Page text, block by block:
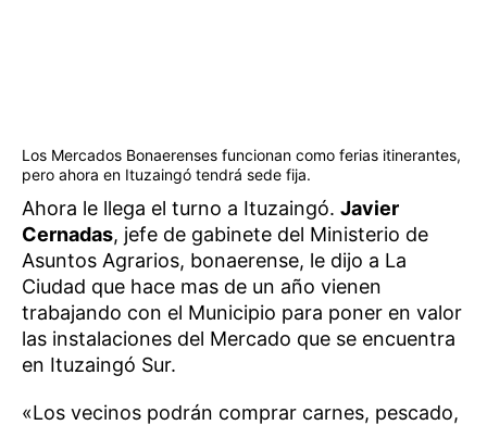
Los Mercados Bonaerenses funcionan como ferias itinerantes,
pero ahora en Ituzaingó tendrá sede fija.
Ahora le llega el turno a Ituzaingó. Javier
Cernadas, jefe de gabinete del Ministerio de
Asuntos Agrarios, bonaerense, le dijo a La
Ciudad que hace mas de un año vienen
trabajando con el Municipio para poner en valor
las instalaciones del Mercado que se encuentra
en Ituzaingó Sur.
«Los vecinos podrán comprar carnes, pescado,